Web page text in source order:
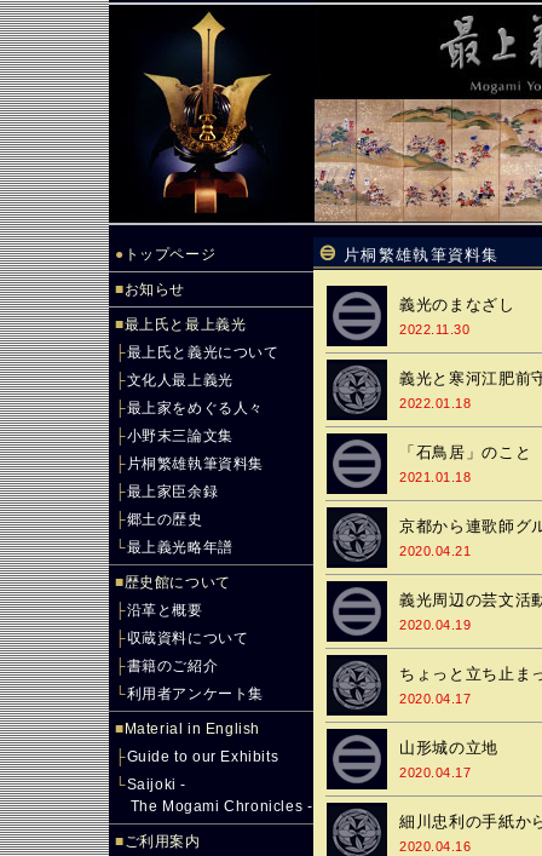
● トップページ
■お知らせ
■最上氏と最上義光
├最上氏と義光について
├文化人最上義光
├最上家をめぐる人々
├小野末三論文集
├ 片桐繁雄執筆資料集
├最上家臣余録
├郷土の歴史
└最上義光略年譜
■歴史館について
├沿革と概要
├収蔵資料について
├書籍のご紹介
└利用者アンケート集
■ Material in English
├Guide to our Exhibits
└Saijoki -
The Mogami Chronicles -
■ご利用案内
片桐繁雄執筆資料集
義光のまなざし
2022.11.30
義光と寒河江肥前
2022.01.18
「石鳥居」のこと
2021.01.18
京都から連歌師グ
2020.04.21
義光周辺の芸文活
2020.04.19
ちょっと立ち止ま
2020.04.17
山形城の立地
2020.04.17
細川忠利の手紙か
2020.04.16